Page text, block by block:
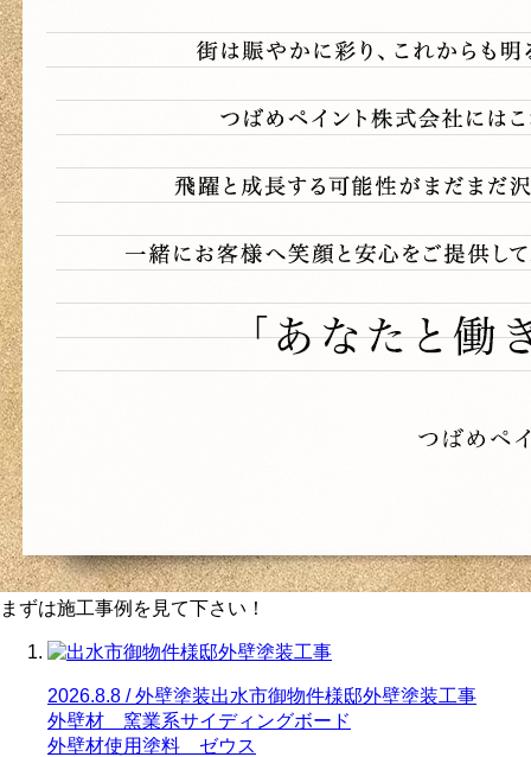
まずは施工事例を見て下さい！
2026.8.8 / 外壁塗装出水市御物件様邸外壁塗装工事
外壁材 窯業系サイディングボード
外壁材使用塗料 ゼウス